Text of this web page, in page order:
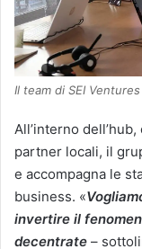
Il team di SEI
All’interno
partner locali, il
e accompagna le
business. «
invertire il
decentrate –